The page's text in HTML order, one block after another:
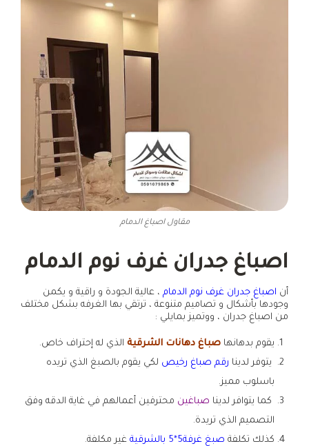
مقاول اصباغ الدمام
اصباغ جدران غرف نوم الدمام
أن اصباغ جدران غرف نوم الدمام ، عالية الجودة و راقية و يكمن
وجودها بأشكال و تصاميم متنوعة ، ترتقي بها الغرفه بشكل مختلف
من اصباغ جدران ، ووتميز بمايلي :
يقوم بدهانها صباغ دهانات الشرقية الذي له إحتراف خاص.
يتوفر لدينا رقم صباغ رخيص لكي يقوم بالصبغ الذي تريده
باسلوب مميز.
كما يتوافر لدينا صباغين محترفين أعمالهم في غاية الدقه وفق
التصميم الذي تريدة.
كذلك تكلفة صبغ غرفة5*5 بالشرقية
غير مكلفة.